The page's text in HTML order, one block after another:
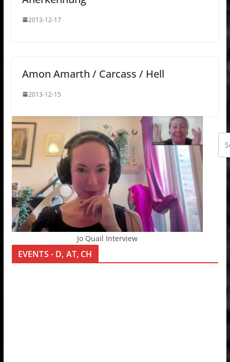
2013-12-17
Amon Amarth / Carcass / Hell
2013-12-15
Jo Quail Interview
EVENTS - D, AT, CH